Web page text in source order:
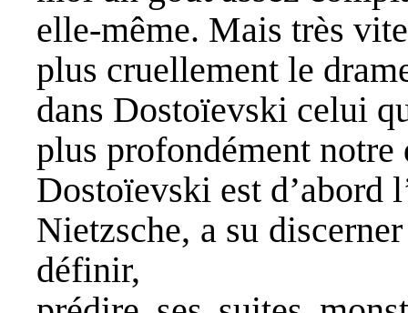
elle-même. Mais très
plus cruellement le
dans Dostoïevski celui
plus profondément
Dostoïevski est d’abord
Nietzsche, a su
définir,